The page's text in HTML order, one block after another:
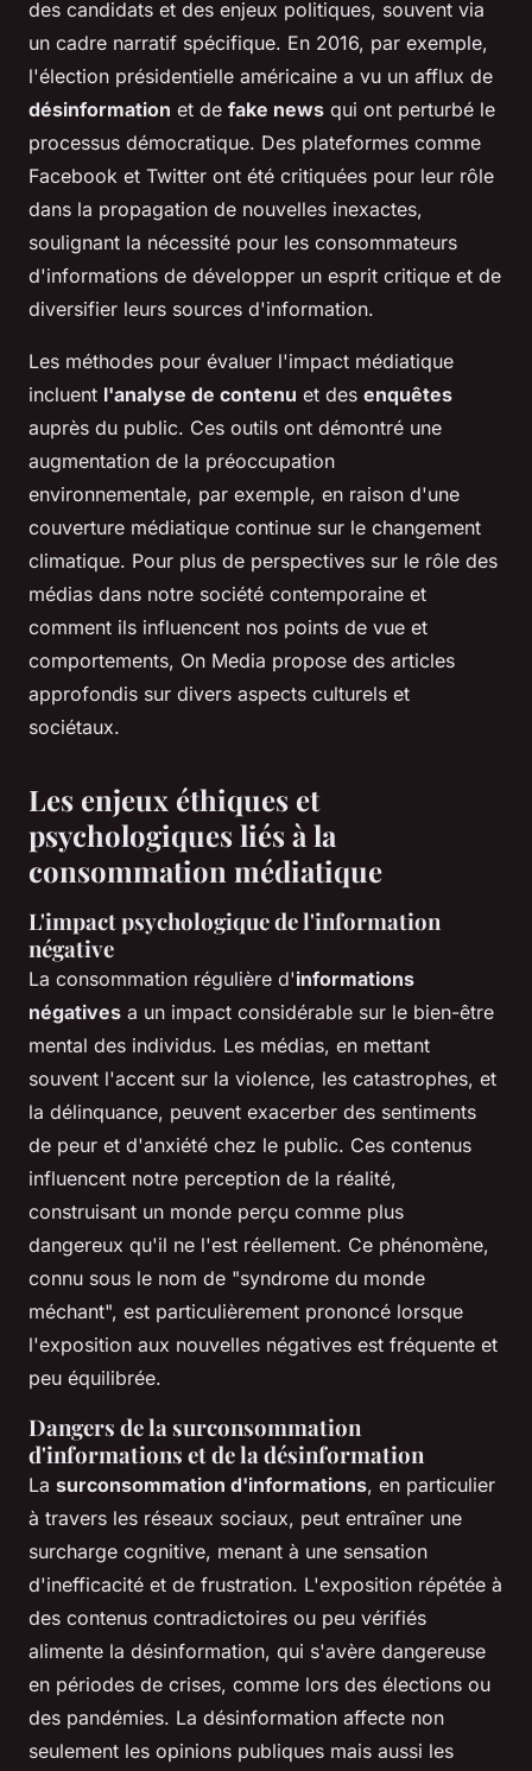
des candidats et des enjeux politiques, souvent via
un cadre narratif spécifique. En 2016, par exemple,
l'élection présidentielle américaine a vu un afflux de
désinformation et de fake news qui ont perturbé le
processus démocratique. Des plateformes comme
Facebook et Twitter ont été critiquées pour leur rôle
dans la propagation de nouvelles inexactes,
soulignant la nécessité pour les consommateurs
d'informations de développer un esprit critique et de
diversifier leurs sources d'information.
Les méthodes pour évaluer l'impact médiatique
incluent l'analyse de contenu et des enquêtes
auprès du public. Ces outils ont démontré une
augmentation de la préoccupation
environnementale, par exemple, en raison d'une
couverture médiatique continue sur le changement
climatique. Pour plus de perspectives sur le rôle des
médias dans notre société contemporaine et
comment ils influencent nos points de vue et
comportements, On Media propose des articles
approfondis sur divers aspects culturels et
sociétaux.
Les enjeux éthiques et
psychologiques liés à la
consommation médiatique
L'impact psychologique de l'information
négative
La consommation régulière d'informations
négatives a un impact considérable sur le bien-être
mental des individus. Les médias, en mettant
souvent l'accent sur la violence, les catastrophes, et
la délinquance, peuvent exacerber des sentiments
de peur et d'anxiété chez le public. Ces contenus
influencent notre perception de la réalité,
construisant un monde perçu comme plus
dangereux qu'il ne l'est réellement. Ce phénomène,
connu sous le nom de "syndrome du monde
méchant", est particulièrement prononcé lorsque
l'exposition aux nouvelles négatives est fréquente et
peu équilibrée.
Dangers de la surconsommation
d'informations et de la désinformation
La surconsommation d'informations, en particulier
à travers les réseaux sociaux, peut entraîner une
surcharge cognitive, menant à une sensation
d'inefficacité et de frustration. L'exposition répétée à
des contenus contradictoires ou peu vérifiés
alimente la désinformation, qui s'avère dangereuse
en périodes de crises, comme lors des élections ou
des pandémies. La désinformation affecte non
seulement les opinions publiques mais aussi les